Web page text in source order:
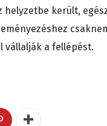
helyzetbe került,
vállalják a fellépést.